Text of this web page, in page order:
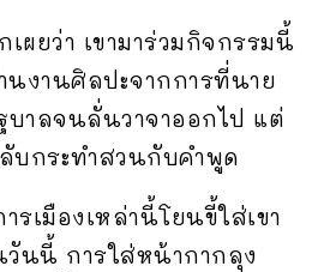
ผยว่า เขามาร่วมกิจกรรมนี้
นงานศิลปะจากการที่นาย
าลจนลั่นวาจาออกไป แต่
บกระทำสวนกับคำพูด
รเมืองเหล่านี้โยนขี้ใส่เขา
วันนี้ การใส่หน้ากากลุง